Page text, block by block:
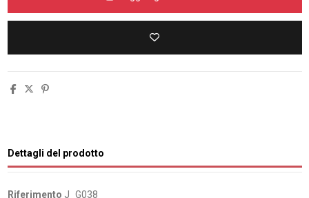
Dettagli del prodotto
Riferimento J_G038